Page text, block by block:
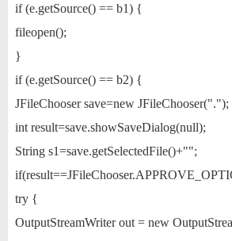
if (e.getSource() == b1) {
fileopen();
}
if (e.getSource() == b2) {
JFileChooser save=new JFileChooser(".");
int result=save.showSaveDialog(null);
String s1=save.getSelectedFile()+"";
try {
OutputStreamWriter out = new